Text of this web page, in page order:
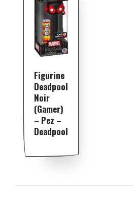
Figurine
Deadpool
Noir
(Gamer)
– Pez –
Deadpool